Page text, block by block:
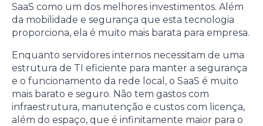
SaaS como um dos melhores investimentos. Além
da mobilidade e segurança que esta tecnologia
proporciona, ela é muito mais barata para empresa.
Enquanto servidores internos necessitam de uma
estrutura de TI eficiente para manter a segurança
e o funcionamento da rede local, o SaaS é muito
mais barato e seguro. Não tem gastos com
infraestrutura, manutenção e custos com licença,
além do espaço, que é infinitamente maior para o